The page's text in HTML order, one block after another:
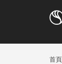
首頁